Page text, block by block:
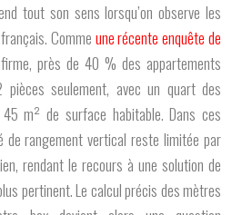
tout son sens lorsqu’on observe les
Comme une récente enquête de
près de 40 % des appartements
seulement, avec un quart des
m² de surface habitable. Dans ces
rangement vertical reste limitée par
rendant le recours à une solution de
pertinent. Le calcul précis des mètres